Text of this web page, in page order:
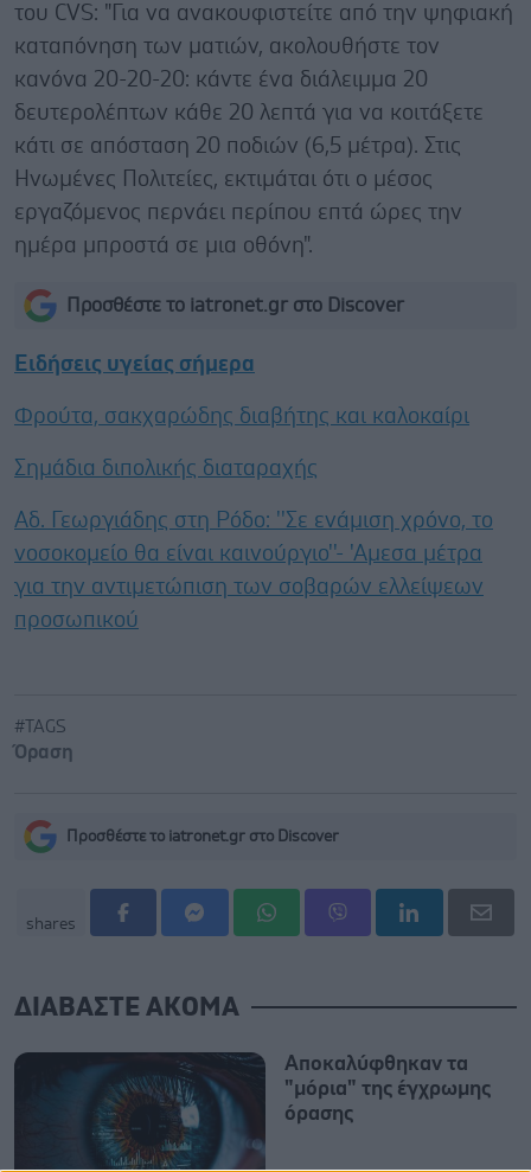
του CVS: "Για να ανακουφιστείτε από την ψηφιακή
καταπόνηση των ματιών, ακολουθήστε τον
κανόνα 20-20-20: κάντε ένα διάλειμμα 20
δευτερολέπτων κάθε 20 λεπτά για να κοιτάξετε
κάτι σε απόσταση 20 ποδιών (6,5 μέτρα). Στις
Ηνωμένες Πολιτείες, εκτιμάται ότι ο μέσος
εργαζόμενος περνάει περίπου επτά ώρες την
ημέρα μπροστά σε μια οθόνη".
Προσθέστε το iatronet.gr στο Discover
Ειδήσεις υγείας σήμερα
Φρούτα, σακχαρώδης διαβήτης και καλοκαίρι
Σημάδια διπολικής διαταραχής
Αδ. Γεωργιάδης στη Ρόδο: ''Σε ενάμιση χρόνο, το
νοσοκομείο θα είναι καινούργιο''- 'Αμεσα μέτρα
για την αντιμετώπιση των σοβαρών ελλείψεων
προσωπικού
#TAGS
Όραση
Προσθέστε το iatronet.gr στο Discover
shares
ΔΙΑΒΑΣΤΕ ΑΚΟΜΑ
Αποκαλύφθηκαν τα
"μόρια" της έγχρωμης
όρασης